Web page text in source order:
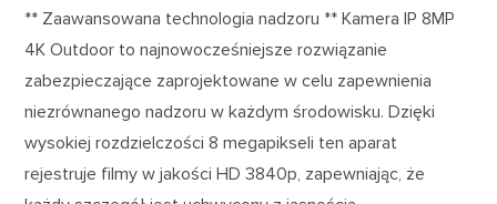
** Zaawansowana technologia nadzoru ** Kamera IP 8MP
4K Outdoor to najnowocześniejsze rozwiązanie
zabezpieczające zaprojektowane w celu zapewnienia
niezrównanego nadzoru w każdym środowisku. Dzięki
wysokiej rozdzielczości 8 megapikseli ten aparat
rejestruje filmy w jakości HD 3840p, zapewniając, że